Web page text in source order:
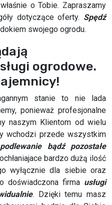
o Tobie. Zapraszamy
dotyczące oferty. Spędź
swojego ogrodu.
ogrodowe.
stanie to nie lada
ponieważ profesjonalne
naszym Klientom od wielu
wchodzi przede wszystkim
bądź pozostałe
bardzo dużą ilość
wyłącznie dla siebie oraz
doświadczona firma usługi
. Dzięki temu masz